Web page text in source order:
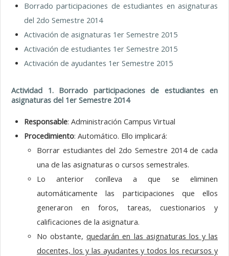
Borrado participaciones de estudiantes en asignaturas
del 2do Semestre 2014
Activación de asignaturas 1er Semestre 2015
Activación de estudiantes 1er Semestre 2015
Activación de ayudantes 1er Semestre 2015
Actividad 1. Borrado participaciones de estudiantes en
asignaturas del 1er Semestre 2014
Responsable: Administración Campus Virtual
Procedimiento: Automático. Ello implicará:
Borrar estudiantes del 2do Semestre 2014 de cada
una de las asignaturas o cursos semestrales.
Lo anterior conlleva a que se eliminen
automáticamente las participaciones que ellos
generaron en foros, tareas, cuestionarios y
calificaciones de la asignatura.
No obstante,quedarán en las asignaturas los y las
docentes, los y las ayudantes y todos los recursos y